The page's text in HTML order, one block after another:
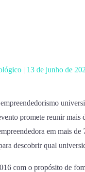
| 13 de junho de
promete reunir
em mais
descobrir qual
com o propósito de